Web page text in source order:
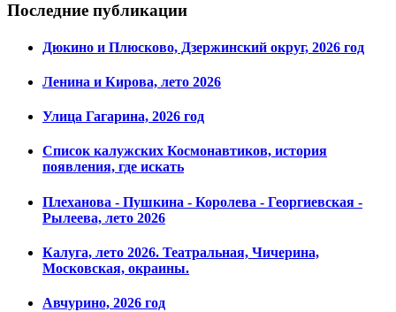
Последние публикации
Дюкино и Плюсково, Дзержинский округ, 2026 год
Ленина и Кирова, лето 2026
Улица Гагарина, 2026 год
Список калужских Космонавтиков, история
появления, где искать
Плеханова - Пушкина - Королева - Георгиевская -
Рылеева, лето 2026
Калуга, лето 2026. Театральная, Чичерина,
Московская, окраины.
Авчурино, 2026 год